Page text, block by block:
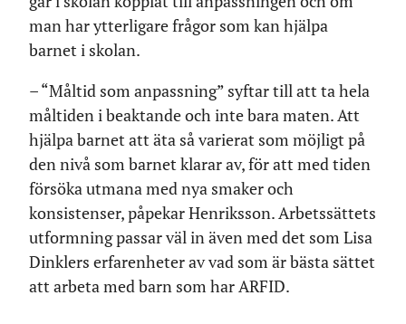
man har ytterligare frågor som kan hjälpa
barnet i skolan.
– “Måltid som anpassning” syftar till att ta hela
måltiden i beaktande och inte bara maten. Att
hjälpa barnet att äta så varierat som möjligt på
den nivå som barnet klarar av, för att med tiden
försöka utmana med nya smaker och
konsistenser, påpekar Henriksson. Arbetssättets
utformning passar väl in även med det som Lisa
Dinklers erfarenheter av vad som är bästa sättet
att arbeta med barn som har ARFID.